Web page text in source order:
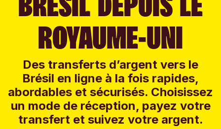
ROYAUME-UNI
Des transferts d’argent vers le
Brésil en ligne à la fois rapides,
abordables et sécurisés. Choisissez
un mode de réception, payez votre
transfert et suivez votre argent.